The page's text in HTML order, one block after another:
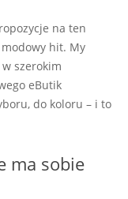
na ten
hit. My
szerokim
eButik
do koloru – i to
ma sobie